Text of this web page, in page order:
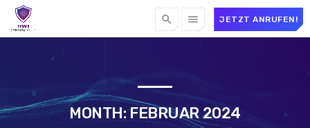
search menu JETZT ANRUFEN!
MONTH: FEBRUAR 2024